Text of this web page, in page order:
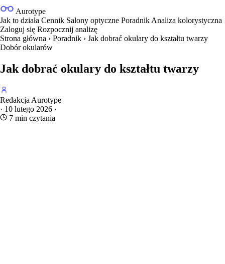
Aurotype
Jak to działa Cennik Salony optyczne Poradnik Analiza kolorystyczna
Zaloguj się Rozpocznij analizę
Strona główna › Poradnik › Jak dobrać okulary do kształtu twarzy
Dobór okularów
Jak dobrać okulary do kształtu twarzy
Redakcja Aurotype
· 10 lutego 2026 ·
7 min czytania